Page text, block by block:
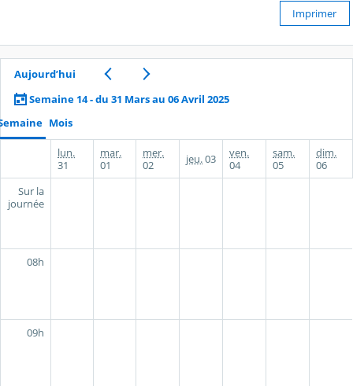
Imprimer
Aujourd’hui
Semaine 14 - du 31 Mars au 06 Avril 2025
Mois
lun.
31
mar.
01
mer.
02
jeu.03
ven.
04
sam.
05
dim.
06
Sur la
journée
08h
09h